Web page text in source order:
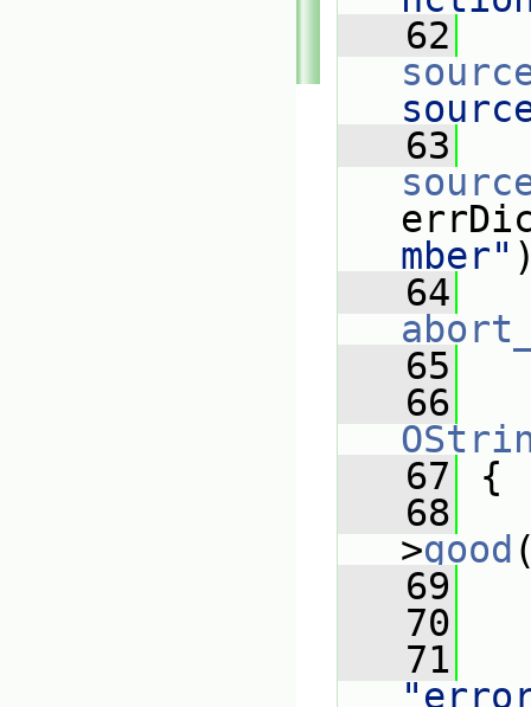
   62
   63
mber"
   64
   65
   66
   67
{
   68
>good
   69
   70
   71